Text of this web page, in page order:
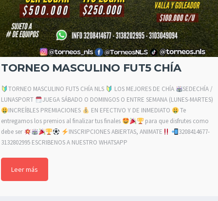
TORNEO MASCULINO FUT5 CHÍA
TORNEO MASCULINO FUT5 CHÍA NLS LOS MEJORES DE CHÍA
SEDECHÍA /
LUNASPORT
JUEGA SÁBADO O DOMINGOS O ENTRE SEMANA (LUNES-MARTES)
INCREÍBLES PREMIACIONES
EN EFECTIVO Y DE INMEDIATO
Te
entregamos los premios al finalizar tus finales
para que disfrutes como
debe ser
INSCRIPCIONES ABIERTAS, ANIMATE
3208414677-
3132802995 ESCRIBENOS A NUESTRO WHATSAPP
Leer más